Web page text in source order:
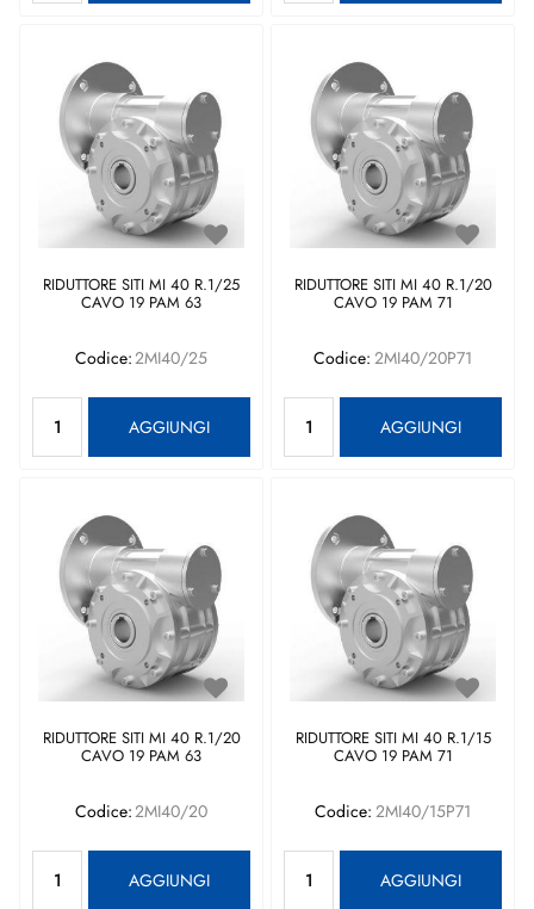
RIDUTTORE SITI MI 40 R.1/25
CAVO 19 PAM 63
Codice:2MI40/25
AGGIUNGI
RIDUTTORE SITI MI 40 R.1/20
CAVO 19 PAM 71
Codice: 2MI40/20P71
AGGIUNGI
RIDUTTORE SITI MI 40 R.1/20
CAVO 19 PAM 63
Codice:2MI40/20
AGGIUNGI
RIDUTTORE SITI MI 40 R.1/15
CAVO 19 PAM 71
Codice: 2MI40/15P71
AGGIUNGI